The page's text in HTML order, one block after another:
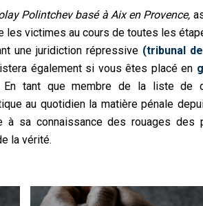
Polintchev basé à Aix en Provence,
les victimes au cours de toutes les
une juridiction répressive (tribunal
également si vous êtes placé en
En tant que membre de la liste de
au quotidien la matière pénale
à sa connaissance des rouages des
la vérité.